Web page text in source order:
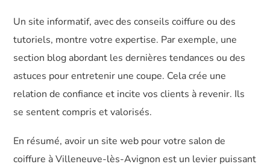
Un site informatif, avec des conseils coiffure ou des
tutoriels, montre votre expertise. Par exemple, une
section blog abordant les dernières tendances ou des
astuces pour entretenir une coupe. Cela crée une
relation de confiance et incite vos clients à revenir. Ils
se sentent compris et valorisés.
En résumé, avoir un site web pour votre salon de
coiffure à Villeneuve-lès-Avignon est un levier puissant